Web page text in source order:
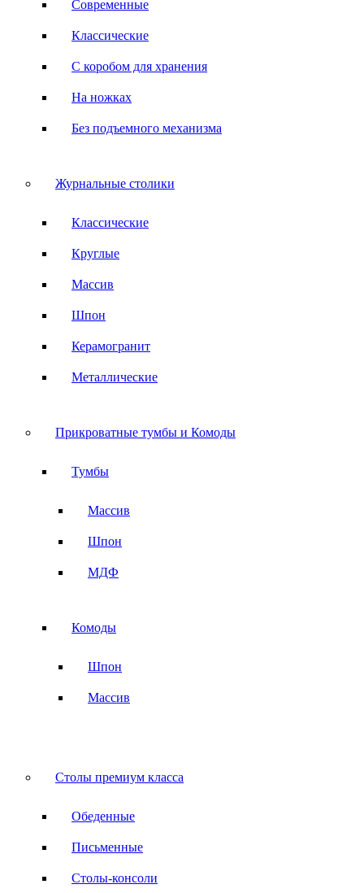
Современные
Классические
С коробом для хранения
На ножках
Без подъемного механизма
Журнальные столики
Классические
Круглые
Массив
Шпон
Керамогранит
Металлические
Прикроватные тумбы и Комоды
Тумбы
Массив
Шпон
МДФ
Комоды
Шпон
Массив
Столы премиум класса
Обеденные
Письменные
Столы-консоли